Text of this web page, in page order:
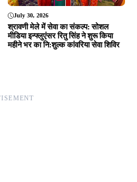
July 30, 2026
श्रावणी मेले में सेवा का संकल्प: सोशल
मीडिया इन्फ्लुएंसर रितु सिंह ने शुरू किया
महीने भर का नि:शुल्क कांवरिया सेवा शिविर